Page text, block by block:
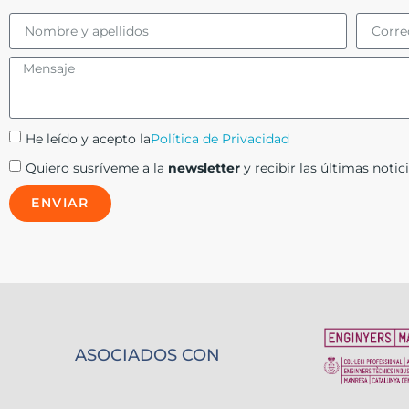
He leído y acepto laPolítica de Privacidad
Quiero susríveme a la newsletter y recibir las últimas
ENVIAR
ASOCIADOS CON